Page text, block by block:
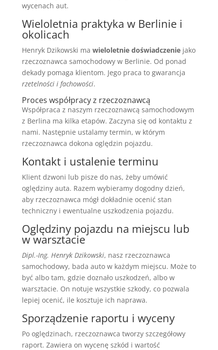
wycenach aut.
Wieloletnia praktyka w Berlinie i
okolicach
Henryk Dzikowski ma wieloletnie doświadczeniejako
rzeczoznawca samochodowy w Berlinie. Od ponad
dekady pomaga klientom. Jego praca to gwarancja
rzetelności i fachowości.
Proces współpracy z rzeczoznawcą
Współpraca z naszym rzeczoznawcą samochodowym
z Berlina ma kilka etapów. Zaczyna się od kontaktu z
nami. Następnie ustalamy termin, w którym
rzeczoznawca dokona oględzin pojazdu.
Kontakt i ustalenie terminu
Klient dzwoni lub pisze do nas, żeby umówić
oględziny auta. Razem wybieramy dogodny dzień,
aby rzeczoznawca mógł dokładnie ocenić stan
techniczny i ewentualne uszkodzenia pojazdu.
Oględziny pojazdu na miejscu lub
w warsztacie
Dipl.-Ing. Henryk Dzikowski, nasz rzeczoznawca
samochodowy, bada auto w każdym miejscu. Może to
być albo tam, gdzie doznało uszkodzeń, albo w
warsztacie. On notuje wszystkie szkody, co pozwala
lepiej ocenić, ile kosztuje ich naprawa.
Sporządzenie raportu i wyceny
Po oględzinach, rzeczoznawca tworzy szczegółowy
raport. Zawiera on wycenę szkód i wartość